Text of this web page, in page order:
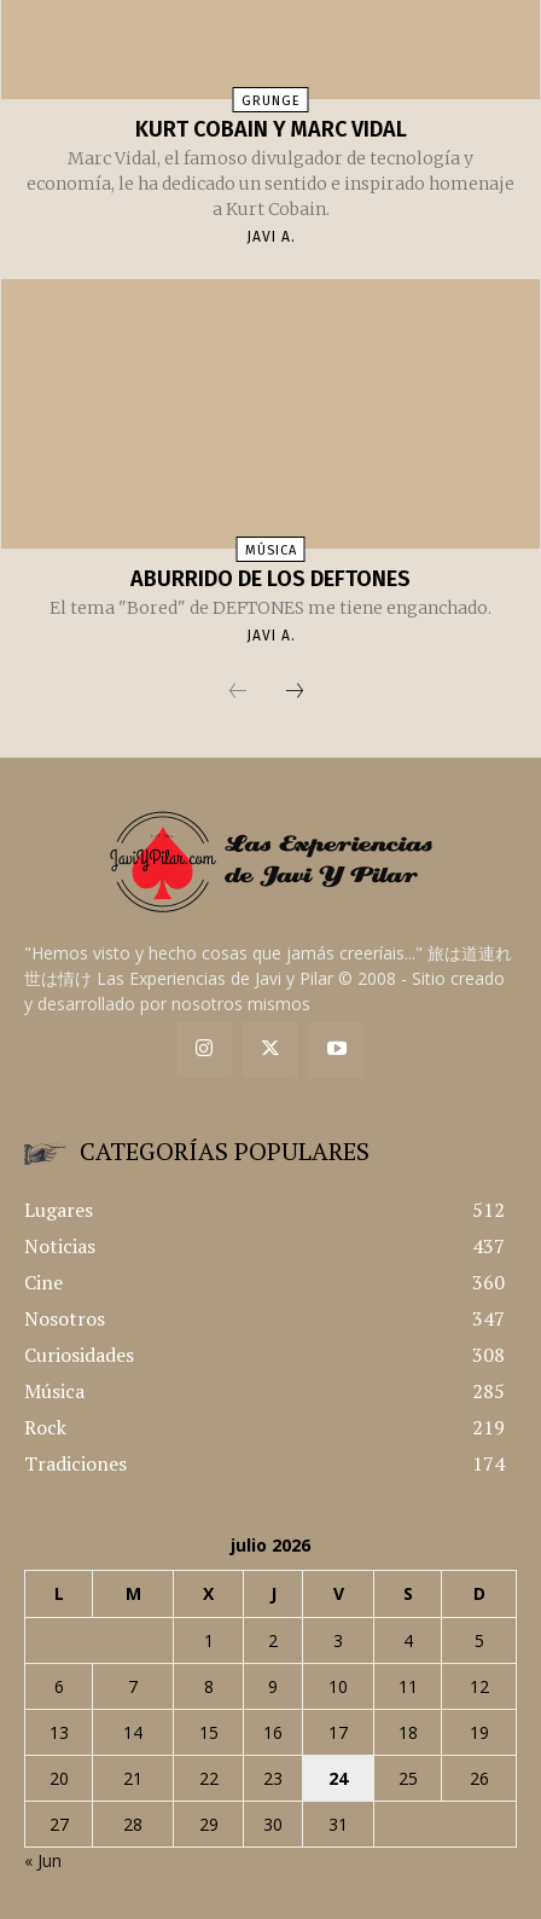
GRUNGE
KURT COBAIN Y MARC VIDAL
Marc Vidal, el famoso divulgador de tecnología y
economía, le ha dedicado un sentido e inspirado homenaje
a Kurt Cobain.
JAVI A.
MÚSICA
ABURRIDO DE LOS DEFTONES
El tema "Bored" de DEFTONES me tiene enganchado.
JAVI A.
"Hemos visto y hecho cosas que jamás creeríais..." 旅は道連れ
世は情け Las Experiencias de Javi y Pilar © 2008 - Sitio creado
y desarrollado por nosotros mismos
CATEGORÍAS POPULARES
Lugares
512
Noticias
437
Cine
360
Nosotros
347
Curiosidades
308
Música
285
Rock
219
Tradiciones
174
julio 2026
L M X J V S D
1 2 3 4
5
6
7 8 9 10 11
12
13
14 15 16 17 18
19
20
21 22 23 24 25
26
27
28 29 30
31
« Jun